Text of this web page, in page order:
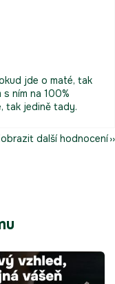
jde o maté, tak
ním na 100%
tak jedině tady.
další hodnocení